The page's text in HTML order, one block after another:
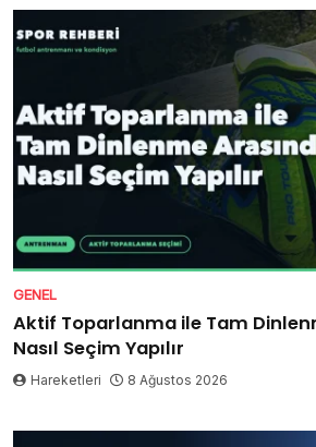
GENEL
Aktif Toparlanma ile Tam
Nasıl Seçim Yapılır
Hareketleri 8 Ağustos 2026